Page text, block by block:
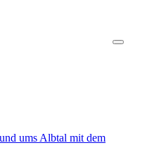
ums Albtal mit dem